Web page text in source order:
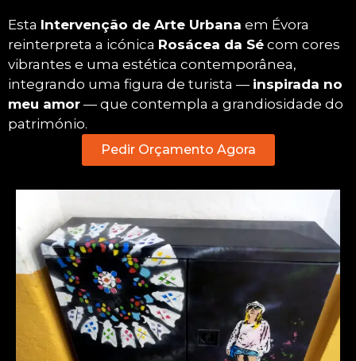
Esta Intervenção de Arte Urbana em Évora
reinterpreta a icónica Rosácea da Sé com cores
vibrantes e uma estética contemporânea,
integrando uma figura de turista — inspirada no
meu amor — que contempla a grandiosidade do
património.
Pedir Orçamento Agora